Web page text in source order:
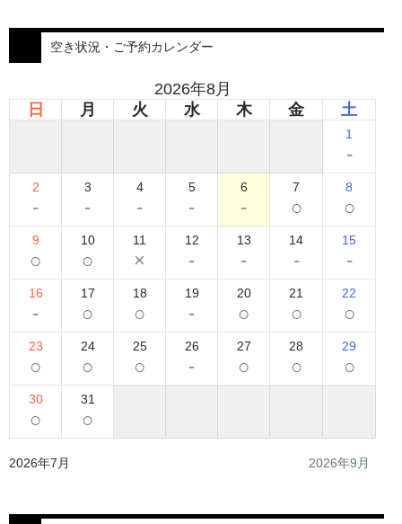
空き状況・ご予約カレンダー
2026年8月
日
月 火 水 木 金 土
1
-
2
-
3
-
4
-
5
-
6
-
7
○
8
○
9
○
10
○
11
×
12
-
13
-
14
-
15
-
16
-
17
○
18
○
19
-
20
○
21
○
22
○
23
○
24
○
25
○
26
-
27
○
28
○
29
○
30
○
31
○
2026年7月 2026年9月